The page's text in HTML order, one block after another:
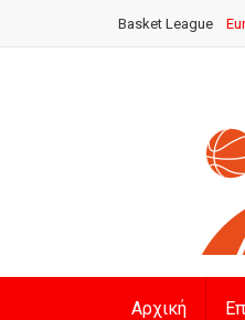
Basket League
Αρχική